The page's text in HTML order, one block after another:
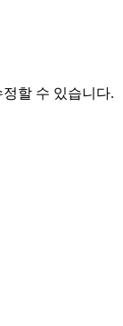
할 수 있습니다.